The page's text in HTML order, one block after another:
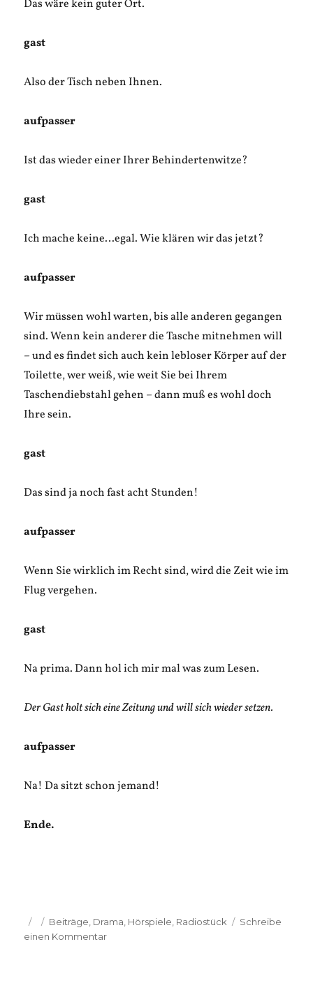
Das wäre kein guter Ort.
gast
Also der Tisch neben Ihnen.
aufpasser
Ist das wieder einer Ihrer Behindertenwitze?
gast
Ich mache keine…egal. Wie klären wir das jetzt?
aufpasser
Wir müssen wohl warten, bis alle anderen gegangen
sind. Wenn kein anderer die Tasche mitnehmen will
– und es findet sich auch kein lebloser Körper auf der
Toilette, wer weiß, wie weit Sie bei Ihrem
Taschendiebstahl gehen – dann muß es wohl doch
Ihre sein.
gast
Das sind ja noch fast acht Stunden!
aufpasser
Wenn Sie wirklich im Recht sind, wird die Zeit wie im
Flug vergehen.
gast
Na prima. Dann hol ich mir mal was zum Lesen.
Der Gast holt sich eine Zeitung und will sich wieder setzen.
aufpasser
Na! Da sitzt schon jemand!
Ende.
Veröffentlicht
am
Kategorien
Beiträge Drama Hörspiele Radiostück
Schreibe
einen Kommentarzu